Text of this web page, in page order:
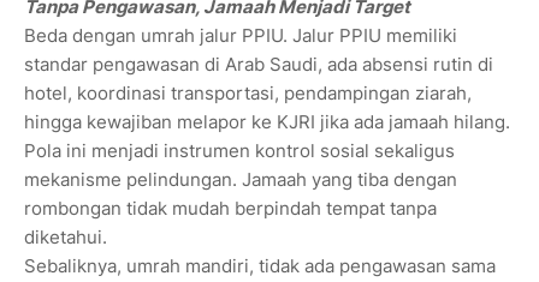
Tanpa Pengawasan, Jamaah Menjadi Target
Beda dengan umrah jalur PPIU. Jalur PPIU memiliki
standar pengawasan di Arab Saudi, ada absensi rutin di
hotel, koordinasi transportasi, pendampingan ziarah,
hingga kewajiban melapor ke KJRI jika ada jamaah hilang.
Pola ini menjadi instrumen kontrol sosial sekaligus
mekanisme pelindungan. Jamaah yang tiba dengan
rombongan tidak mudah berpindah tempat tanpa
diketahui.
Sebaliknya, umrah mandiri, tidak ada pengawasan sama